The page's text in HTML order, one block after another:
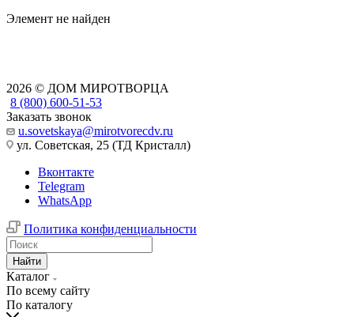
Элемент не найден
2026 © ДОМ МИРОТВОРЦА
8 (800) 600-51-53
Заказать звонок
u.sovetskaya@mirotvorecdv.ru
ул. Советская, 25 (ТД Кристалл)
Вконтакте
Telegram
WhatsApp
Политика конфиденциальности
Найти
Каталог
По всему сайту
По каталогу